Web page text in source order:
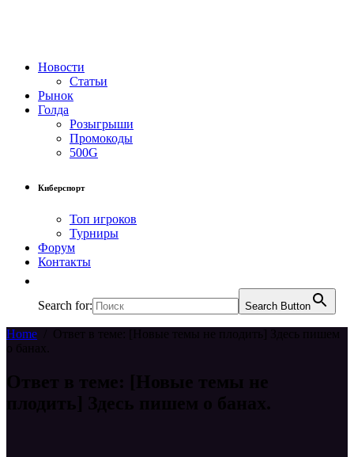
Новости
Статьи
Рынок
Голда
Розыгрыши
Промокоды
500G
Киберспорт
Топ игроков
Турниры
Форум
Контакты
Search for: Search Button
Home
Ответ в теме: [Новые темы не плодить] Здесь пишем
о банах.
Ответ в теме: [Новые темы не
плодить] Здесь пишем о банах.